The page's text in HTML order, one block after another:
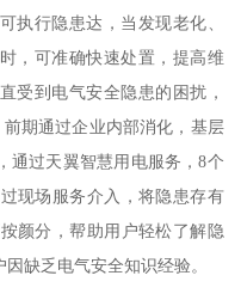
执行隐患达，当发现老化、
，可准确快速处置，提高维
受到电气安全隐患的困扰，
期通过企业内部消化，基层
通过天翼智慧用电服务，8个
现场服务介入，将隐患存有
颜分，帮助用户轻松了解隐
缺乏电气安全知识经验。